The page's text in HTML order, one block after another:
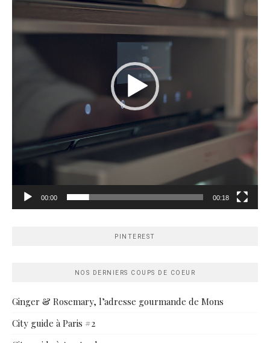
00:00 00:18
PINTEREST
NOS DERNIERS COUPS DE COEUR
Ginger & Rosemary, l’adresse gourmande de Mons
City guide à Paris #2